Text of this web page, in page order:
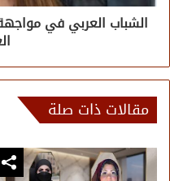
الشباب العربي في مواجهة
مقالات ذات صلة